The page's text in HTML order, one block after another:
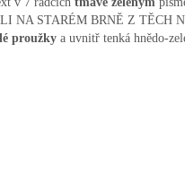
STARÉM BRNĚ Z TĚCH
proužky a uvnitř tenká hnědo-